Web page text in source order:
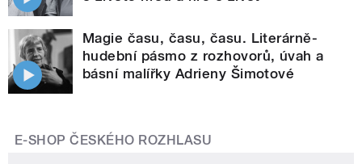
Magie času, času, času. Literárně-
hudební pásmo z rozhovorů, úvah a
básní malířky Adrieny Šimotové
E-SHOP ČESKÉHO ROZHLASU